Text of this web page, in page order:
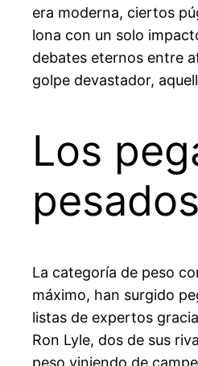
era moderna, ciertos
lona con un solo
debates eternos entre
golpe devastador,
Los
pesados
La categoría de peso
máximo, han surgido
listas de expertos
Ron Lyle, dos de sus
peso viniendo de